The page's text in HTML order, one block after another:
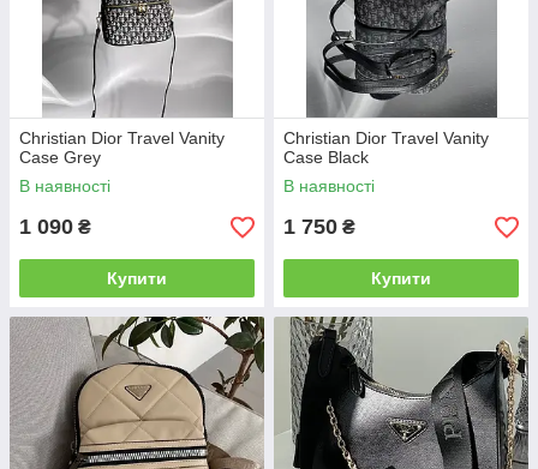
Christian Dior Travel Vanity
Case Grey
В наявності
1 090 ₴
Купити
Christian Dior Travel Vanity
Case Black
В наявності
1 750 ₴
Купити